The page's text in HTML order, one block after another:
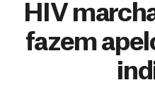
HIV
fazem